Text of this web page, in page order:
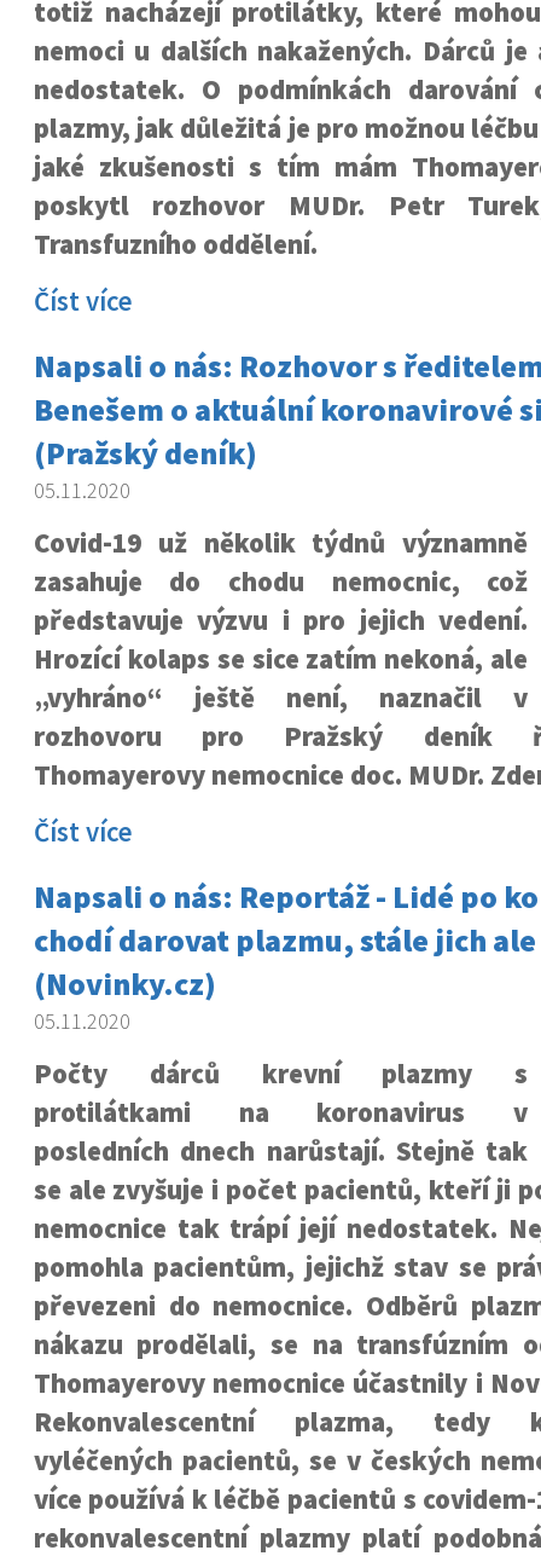
totiž nacházejí protilátky, které
nemoci u dalších nakažených. Dárců
nedostatek. O podmínkách darování
plazmy, jak důležitá je pro možnou
jaké zkušenosti s tím mám
poskytl rozhovor MUDr. Petr
Transfuzního oddělení.
Číst více
Napsali o nás: Rozhovor s
Benešem o aktuální koronavirové
(Pražský deník)
05.11.2020
Covid-19 už několik týdnů významně
zasahuje do chodu nemocnic, což
představuje výzvu i pro jejich vedení.
Hrozící kolaps se sice zatím nekoná, ale
„vyhráno“ ještě není, naznačil v
rozhovoru pro Pražský deník
Thomayerovy nemocnice doc. MUDr.
Číst více
Napsali o nás: Reportáž - Lidé po
chodí darovat plazmu, stále jich
(Novinky.cz)
05.11.2020
Počty dárců krevní plazmy s
protilátkami na koronavirus v
posledních dnech narůstají. Stejně tak
se ale zvyšuje i počet pacientů, kteří ji
nemocnice tak trápí její nedostatek.
pomohla pacientům, jejichž stav se
převezeni do nemocnice. Odběrů
nákazu prodělali, se na transfúzním
Thomayerovy nemocnice účastnily i
Rekonvalescentní plazma, tedy
vyléčených pacientů, se v českých
více používá k léčbě pacientů s
rekonvalescentní plazmy platí